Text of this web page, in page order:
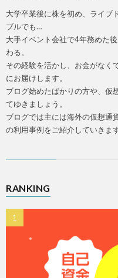
大学卒業後に株を初め、ライブ
ブルでも…
大手イベント会社で4年務めた
わる。
その経験を活かし、お金がなく
にお届けします。
ブログ始めたばかりの方や、仮
てゆきましょう。
ブログでは主には海外の仮想通
の利用事例をご紹介していきます
RANKING